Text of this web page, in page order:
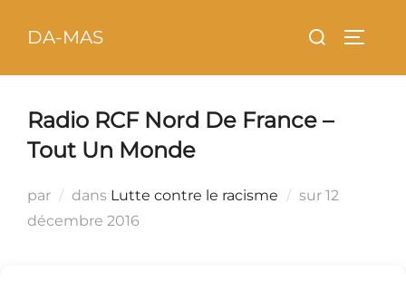
DA-MAS Rechercher :
Radio RCF Nord De France –
Tout Un Monde
par dans Lutte contre le racisme sur Publié
12
décembre 2016